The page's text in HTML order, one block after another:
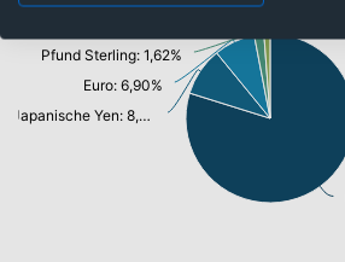
Japanische Yen: 8,07%
Euro: 6,90%
Pfund Sterling: 1,62%